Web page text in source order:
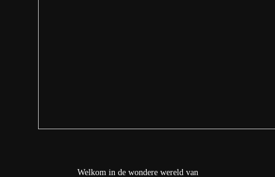
Welkom in de wondere wereld van